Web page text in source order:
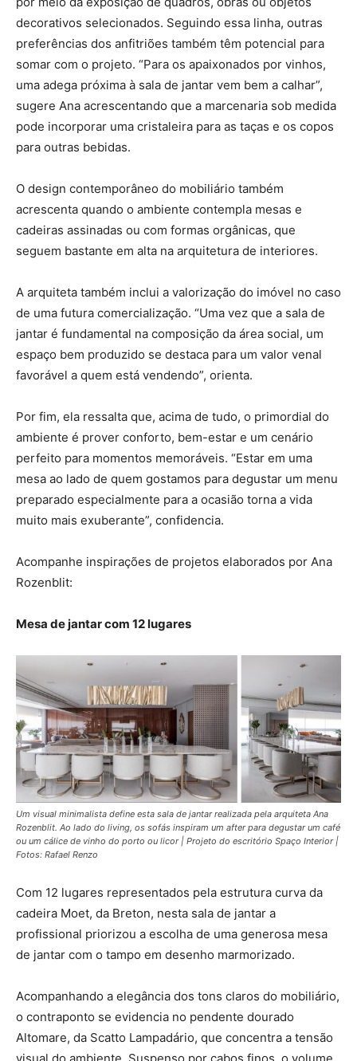
decorativos selecionados. Seguindo essa linha, outras
preferências dos anfitriões também têm potencial para
somar com o projeto. “Para os apaixonados por vinhos,
uma adega próxima à sala de jantar vem bem a calhar”,
sugere Ana acrescentando que a marcenaria sob medida
pode incorporar uma cristaleira para as taças e os copos
para outras bebidas.
O design contemporâneo do mobiliário também
acrescenta quando o ambiente contempla mesas e
cadeiras assinadas ou com formas orgânicas, que
seguem bastante em alta na arquitetura de interiores.
A arquiteta também inclui a valorização do imóvel no caso
de uma futura comercialização. “Uma vez que a sala de
jantar é fundamental na composição da área social, um
espaço bem produzido se destaca para um valor venal
favorável a quem está vendendo”, orienta.
Por fim, ela ressalta que, acima de tudo, o primordial do
ambiente é prover conforto, bem-estar e um cenário
perfeito para momentos memoráveis. “Estar em uma
mesa ao lado de quem gostamos para degustar um menu
preparado especialmente para a ocasião torna a vida
muito mais exuberante”, confidencia.
Acompanhe inspirações de projetos elaborados por Ana
Rozenblit:
Mesa de jantar com 12 lugares
Um visual minimalista define esta sala de jantar realizada pela arquiteta Ana
Rozenblit. Ao lado do living, os sofás inspiram um after para degustar um café
ou um cálice de vinho do porto ou licor | Projeto do escritório Spaço Interior |
Fotos: Rafael Renzo
Com 12 lugares representados pela estrutura curva da
cadeira Moet, da Breton, nesta sala de jantar a
profissional priorizou a escolha de uma generosa mesa
de jantar com o tampo em desenho marmorizado.
Acompanhando a elegância dos tons claros do mobiliário,
o contraponto se evidencia no pendente dourado
Altomare, da Scatto Lampadário, que concentra a tensão